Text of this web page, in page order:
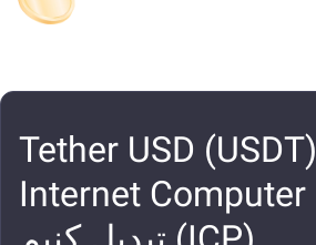
چگونه Tether USD (USDT)
ETH را به Internet Computer